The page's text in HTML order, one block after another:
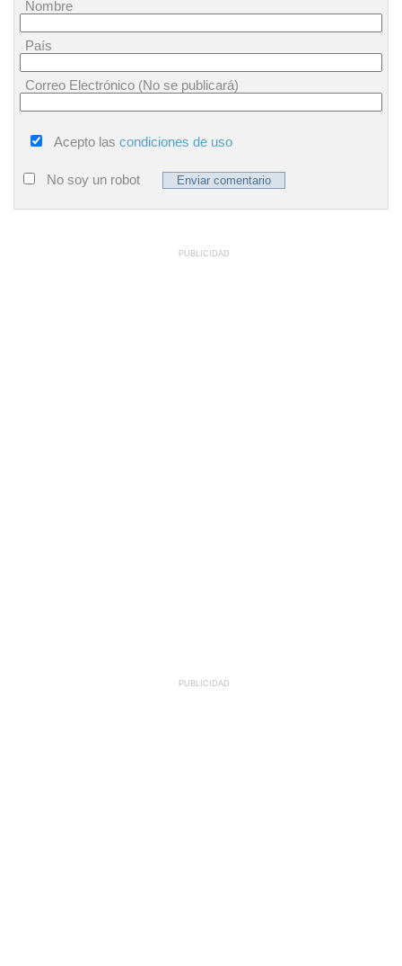
Nombre
País
Correo Electrónico (No se publicará)
Acepto las condiciones de uso
No soy un robot
PUBLICIDAD
PUBLICIDAD